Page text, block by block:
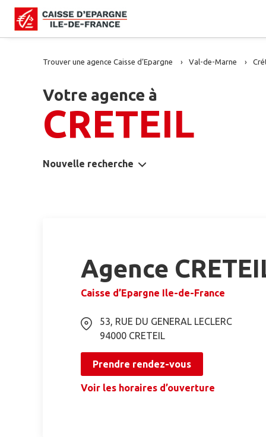
Trouver une agence Caisse d’Epargne Val-de-Marne
Votre agence à
CRETEIL
Nouvelle recherche
Agence
Caisse d’Epargne Ile-de-France
53, RUE DU GENERAL LECLERC
94000 CRETEIL
Prendre rendez-vous
Voir les horaires d’ouverture